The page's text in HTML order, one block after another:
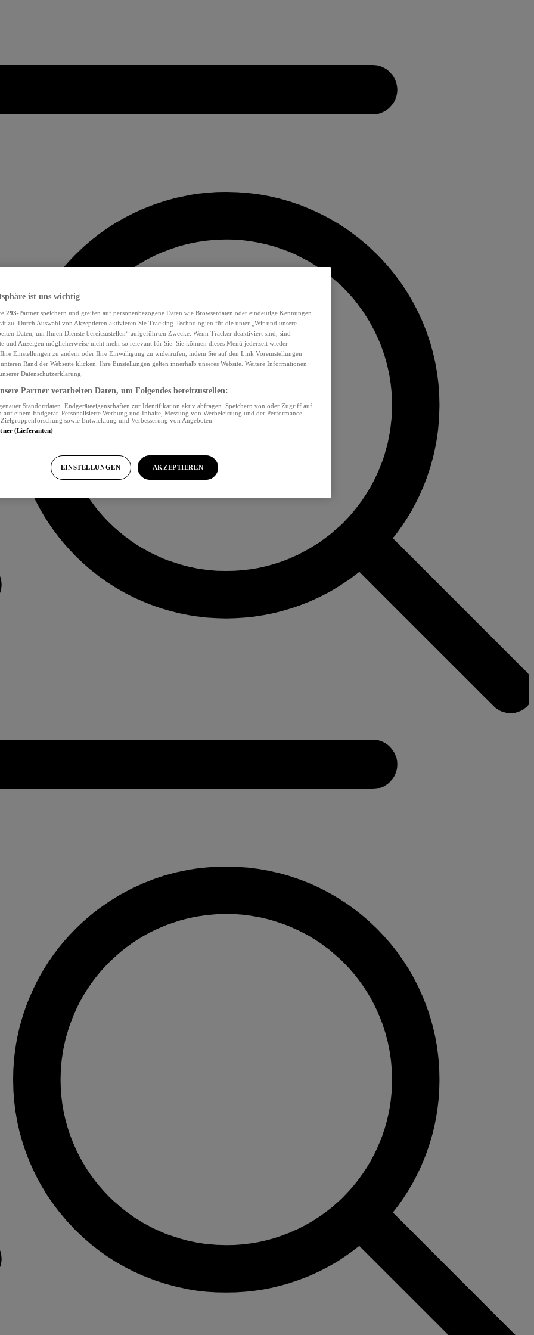
ist uns wichtig
293-Partner speichern und greifen auf personenbezogene Daten wie Browserdaten oder eindeutige Kennungen
zu. Durch Auswahl von Akzeptieren aktivieren Sie Tracking-Technologien für die unter „Wir und unsere
Daten, um Ihnen Dienste bereitzustellen“ aufgeführten Zwecke. Wenn Tracker deaktiviert sind, sind
und Anzeigen möglicherweise nicht mehr so relevant für Sie. Sie können dieses Menü jederzeit wieder
Einstellungen zu ändern oder Ihre Einwilligung zu widerrufen, indem Sie auf den Link Voreinstellungen
Rand der Webseite klicken. Ihre Einstellungen gelten innerhalb unseres Website. Weitere Informationen
Datenschutzerklärung.
Partner verarbeiten Daten, um Folgendes bereitzustellen:
Standortdaten. Endgeräteeigenschaften zur Identifikation aktiv abfragen. Speichern von oder Zugriff auf
einem Endgerät. Personalisierte Werbung und Inhalte, Messung von Werbeleistung und der Performance
sowie Entwicklung und Verbesserung von Angeboten.
(Lieferanten)
EINSTELLUNGEN AKZEPTIEREN